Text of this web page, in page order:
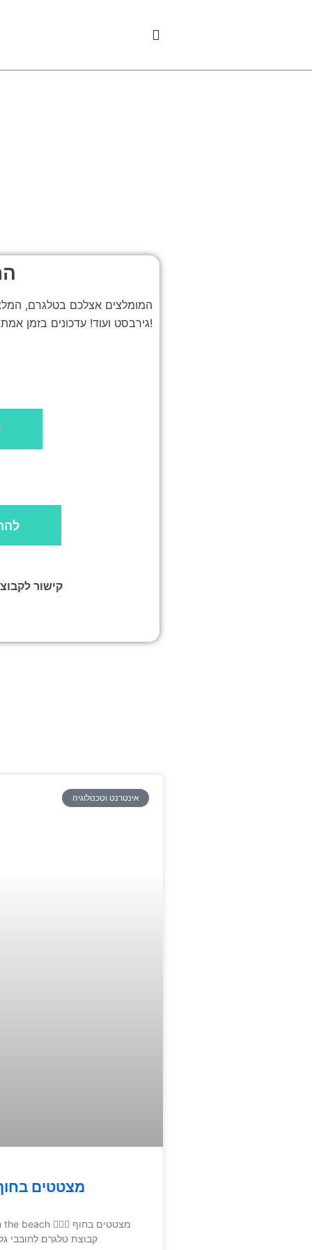
המומלצים אצלכם בטלגרם,
גירבסט ועוד! עדכונים בזמן אמת!
קישור
אינטרנט וטכנולוגיה
מצטטים
Chatting on the beach 🏄🏿‍♀️ מצטטים בחוף
קבוצת טלגרם לחובבי